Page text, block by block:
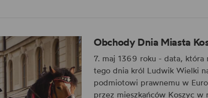
Obchody Dnia Miasta
7. maj 1369 roku - data, która
tego dnia król Ludwik Wielki
podmiotowi prawnemu w
przez mieszkańców Koszyc w